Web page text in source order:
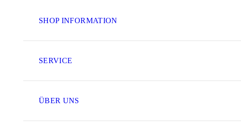
SHOP INFORMATION
SERVICE
ÜBER UNS